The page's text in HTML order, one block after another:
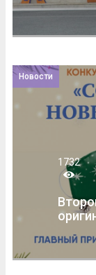
Новости
1732